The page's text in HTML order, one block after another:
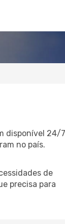
disponível 24/
no país.
de
precisa para